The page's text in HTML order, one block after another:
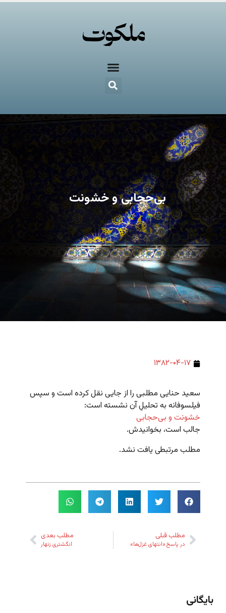
بی‌حجابی و خشونت
۱۳۸۲-۰۴-۱۷
سعید حنایی مطلبی را از جایی نقل کرده است و سپس
فیلسوفانه به تحلیلِ آن نشسته است:
خشونت و بی‌حجابی
جالب است، بخوانیدش.
مطلب مرتبطی یافت نشد.
مطلب قبلی
در پاسخ «انتهای غزل‌ها»
مطلب بعدی
انگشتری زنهار
بایگانی